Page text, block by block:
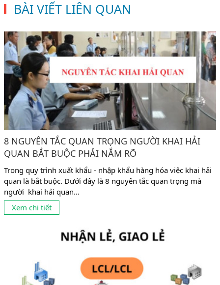
BÀI VIẾT LIÊN QUAN
8 NGUYÊN TẮC QUAN TRỌNG NGƯỜI KHAI HẢI
QUAN BẮT BUỘC PHẢI NẮM RÕ
Trong quy trình xuất khẩu - nhập khẩu hàng hóa việc khai hải
quan là bắt buộc. Dưới đây là 8 nguyên tắc quan trọng mà
người khai hải quan...
Xem chi tiết